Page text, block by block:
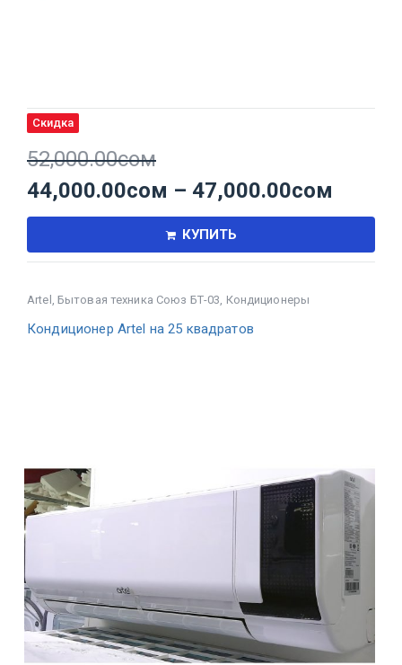
Скидка
52,000.00сом
44,000.00сом – 47,000.00сом
КУПИТЬ
Artel Бытовая техника Союз БТ-03 Кондиционеры
Кондиционер Artel на 25 квадратов